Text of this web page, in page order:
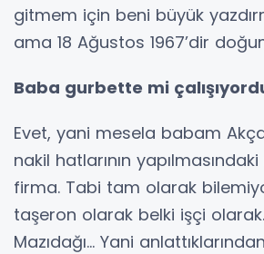
gitmem için beni büyük
ama 18 Ağustos 1967’dir
Baba gurbette mi
Evet, yani mesela babam
nakil hatlarının
firma. Tabi tam olarak
taşeron olarak belki işçi
Mazıdağı... Yani